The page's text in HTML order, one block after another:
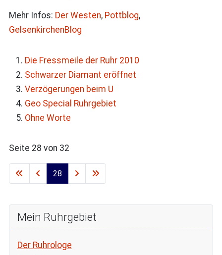
Mehr Infos: Der Westen, Pottblog,
GelsenkirchenBlog
Die Fressmeile der Ruhr 2010
Schwarzer Diamant eröffnet
Verzögerungen beim U
Geo Special Ruhrgebiet
Ohne Worte
Seite 28 von 32
28
Mein Ruhrgebiet
Der Ruhrologe